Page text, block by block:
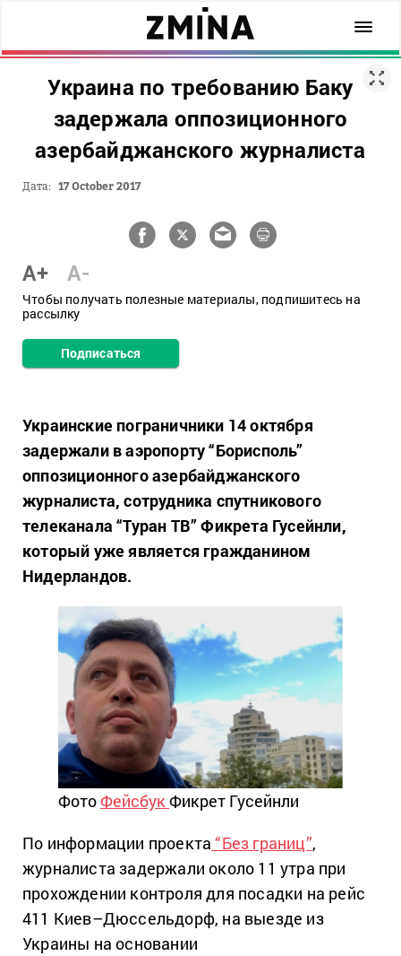
Украина по требованию Баку
задержала оппозиционного
азербайджанского журналиста
Дата: 17 October 2017
A+ A-
Чтобы получать полезные материалы, подпишитесь на
рассылку
Подписаться
Украинские пограничники 14 октября
задержали в аэропорту “Борисполь”
оппозиционного азербайджанского
журналиста, сотрудника спутникового
телеканала “Туран ТВ” Фикрета Гусейнли,
который уже является гражданином
Нидерландов.
ФотоФейсбукФикрет Гусейнли
По информации проекта “Без границ”,
журналиста задержали около 11 утра при
прохождении контроля для посадки на рейс
411 Киев–Дюссельдорф, на выезде из
Украины на основании